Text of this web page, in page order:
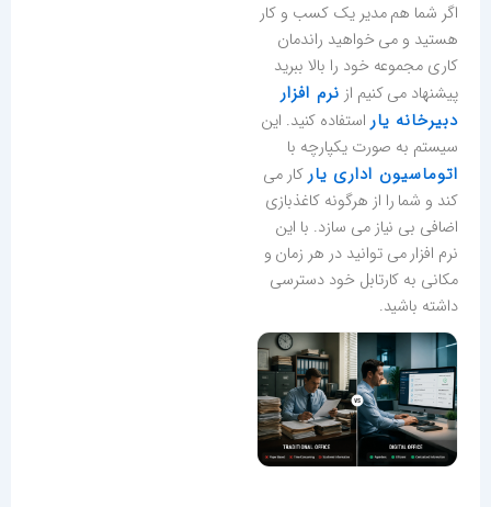
اگر شما هم مدیر یک کسب و کار
هستید و می خواهید راندمان
کاری مجموعه خود را بالا ببرید
پیشنهاد می کنیم از نرم افزار
دبیرخانه یار استفاده کنید. این
سیستم به صورت یکپارچه با
اتوماسیون اداری یارکار می
کند و شما را از هرگونه کاغذبازی
اضافی بی نیاز می سازد. با این
نرم افزار می توانید در هر زمان و
مکانی به کارتابل خود دسترسی
داشته باشید.